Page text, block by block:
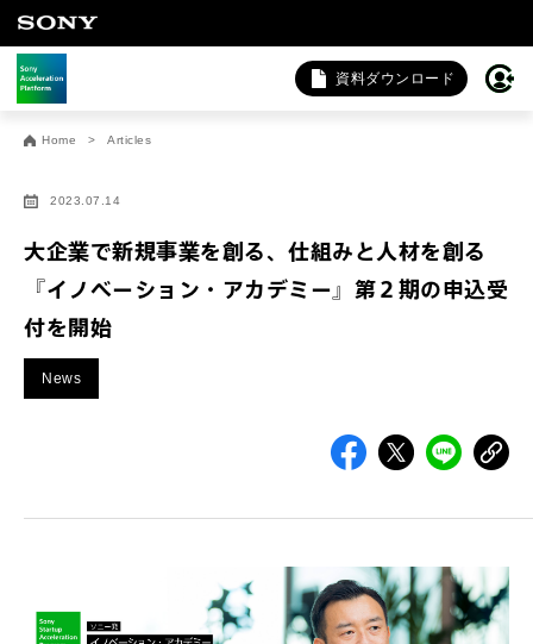
資料ダウンロード
Home Articles
2023.07.14
大企業で新規事業を創る、仕組みと人材を創る
『イノベーション・アカデミー』第２期の申込受
付を開始
News
お問い合わせ
法人向けサービスに関するご相談・お問い合わせは以下のボタ
法人お問い合わせ
FAQ&個人お問い合わせは以下のボタンからお願いします。
FAQ & 個人お問い合わせ